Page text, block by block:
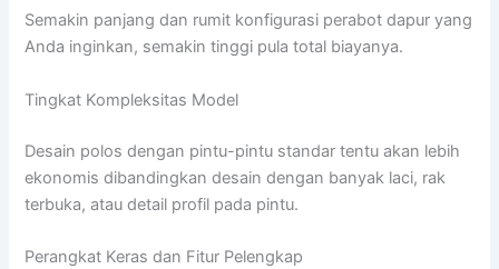
Semakin panjang dan rumit konfigurasi perabot dapur yang
Anda inginkan, semakin tinggi pula total biayanya.
Tingkat Kompleksitas Model
Desain polos dengan pintu-pintu standar tentu akan lebih
ekonomis dibandingkan desain dengan banyak laci, rak
terbuka, atau detail profil pada pintu.
Perangkat Keras dan Fitur Pelengkap